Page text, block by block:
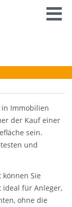
in Immobilien
der Kauf einer
sein.
und
Sie
ideal für Anleger,
ohne die